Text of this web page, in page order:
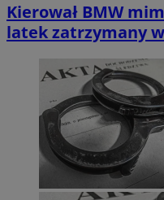
Kierował BMW
latek zatrzymany